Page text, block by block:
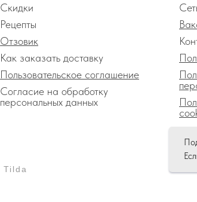
Скидки
Рецепты
Отзовик
Как заказать доставку
Пользовательское соглашение
Согласие на обработку
персональных данных
Tilda